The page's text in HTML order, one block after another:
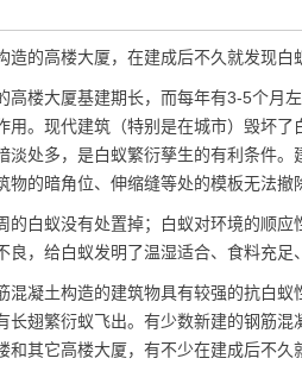
造的高楼大厦，在建成后不久就发现白
高楼大厦基建期长，而每年有3-5个月
用。现代建筑（特别是在城市）毁坏
淡处多，是白蚁繁衍孳生的有利条件
物的暗角位、伸缩缝等处的模板无法撤
的白蚁没有处置掉；白蚁对环境的顺
良，给白蚁发明了温湿适合、食料充足
混凝土构造的建筑物具有较强的抗白
长翅繁衍蚁飞出。有少数新建的钢筋
和其它高楼大厦，有不少在建成后不久